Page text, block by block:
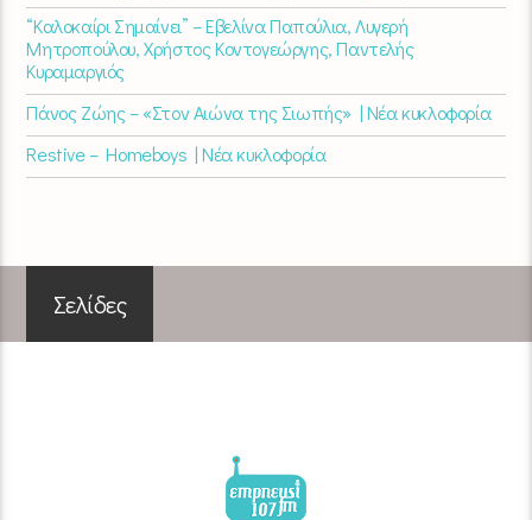
“Καλοκαίρι Σημαίνει” – Εβελίνα Παπούλια, Λυγερή
Μητροπούλου, Χρήστος Κοντογεώργης, Παντελής
Κυραμαργιός
Πάνος Ζώης – «Στον Αιώνα της Σιωπής» | Νέα κυκλοφορία
Restive – Homeboys | Νέα κυκλοφορία
Σελίδες